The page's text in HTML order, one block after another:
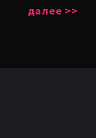
далее >>